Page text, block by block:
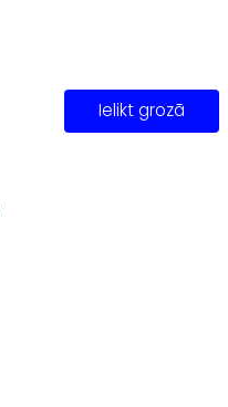
Ielikt grozā